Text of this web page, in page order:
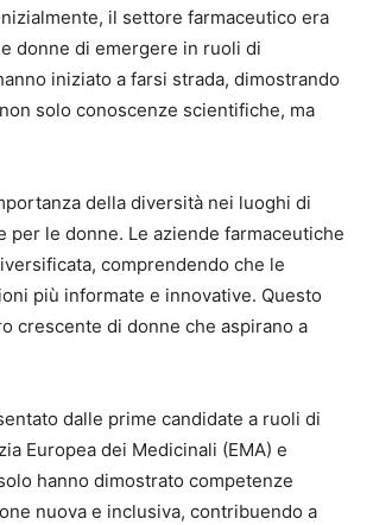
il settore farmaceutico era
donne di emergere in ruoli di
iniziato a farsi strada, dimostrando
solo conoscenze scientifiche, ma
della diversità nei luoghi di
le donne. Le aziende farmaceutiche
comprendendo che le
più informate e innovative. Questo
crescente di donne che aspirano a
dalle prime candidate a ruoli di
Europea dei Medicinali (EMA) e
hanno dimostrato competenze
nuova e inclusiva, contribuendo a